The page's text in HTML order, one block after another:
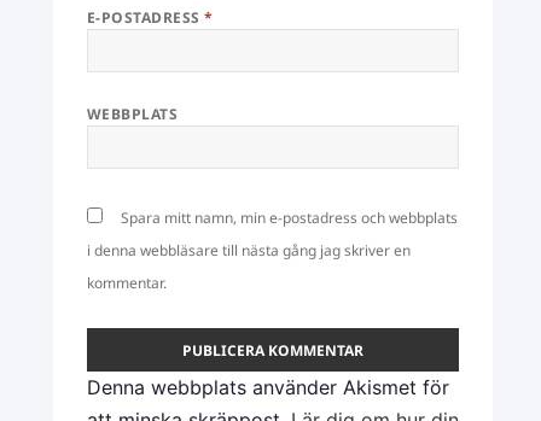
E-POSTADRESS*
WEBBPLATS
Spara mitt namn, min e-postadress och webbplats
i denna webbläsare till nästa gång jag skriver en
kommentar.
Denna webbplats använder Akismet för